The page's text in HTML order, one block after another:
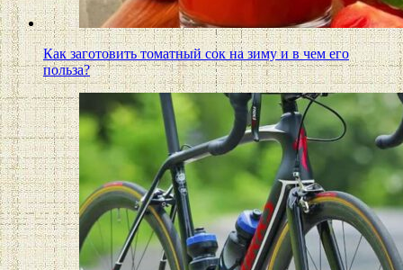
Как заготовить томатный сок на зиму и в чем его
польза?